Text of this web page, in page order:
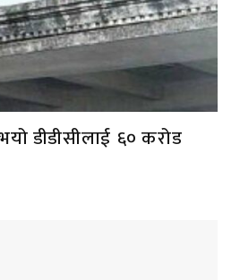
डीडीसीलाई ६० करोड